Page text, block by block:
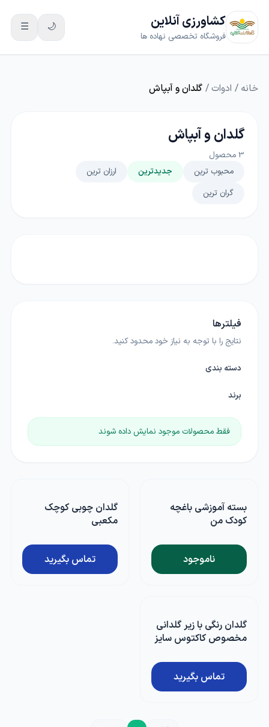
کشاورزی آنلاین
فروشگاه تخصصی نهاده ها
🌙
☰
خانه / ادوات/ گلدان و آبپاش
گلدان و آبپاش
3محصول
محبوب ترین
جدیدترین
ارزان ترین
گران ترین
فیلترها
نتایج را با توجه به نیاز خود محدود کنید.
دسته بندی
برند
فقط محصولات موجود نمایش داده شوند
بسته آموزشی باغچه
کودک من
ناموجود
گلدان چوبی کوچک
مکعبی
تماس بگیرید
گلدان رنگی با زیر گلدانی
مخصوص کاکتوس سایز
تماس بگیرید